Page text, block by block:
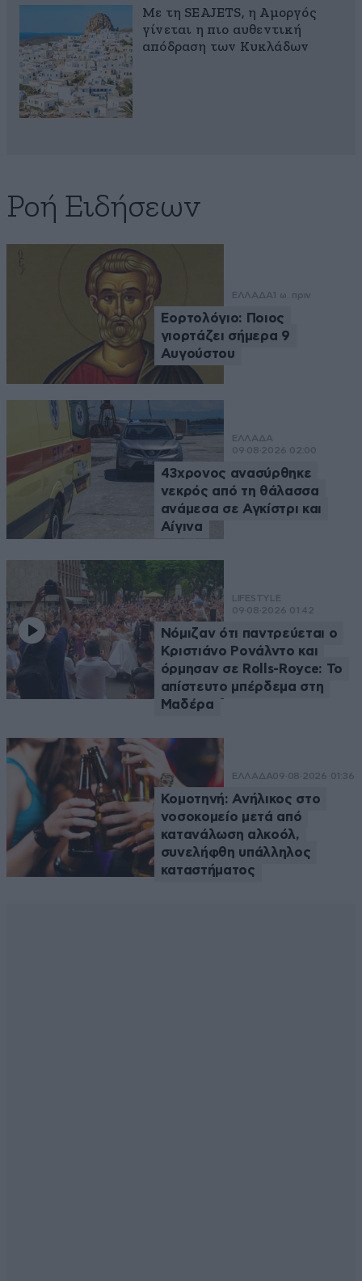
Με τη SEAJETS, η Αμοργός
γίνεται η πιο αυθεντική
απόδραση των Κυκλάδων
Ροή Ειδήσεων
ΕΛΛΑΔΑ 1 ω. πριν
Εορτολόγιο: Ποιος
γιορτάζει σήμερα 9
Αυγούστου
ΕΛΛΑΔΑ
09·08·2026 02:00
43χρονος ανασύρθηκε
νεκρός από τη θάλασσα
ανάμεσα σε Αγκίστρι και
Αίγινα
LIFESTYLE
09·08·2026 01:42
Νόμιζαν ότι παντρεύεται ο
Κριστιάνο Ρονάλντο και
όρμησαν σε Rolls-Royce: Το
απίστευτο μπέρδεμα στη
Μαδέρα
ΕΛΛΑΔΑ09·08·2026 01:36
Κομοτηνή: Ανήλικος στο
νοσοκομείο μετά από
κατανάλωση αλκοόλ,
συνελήφθη υπάλληλος
καταστήματος